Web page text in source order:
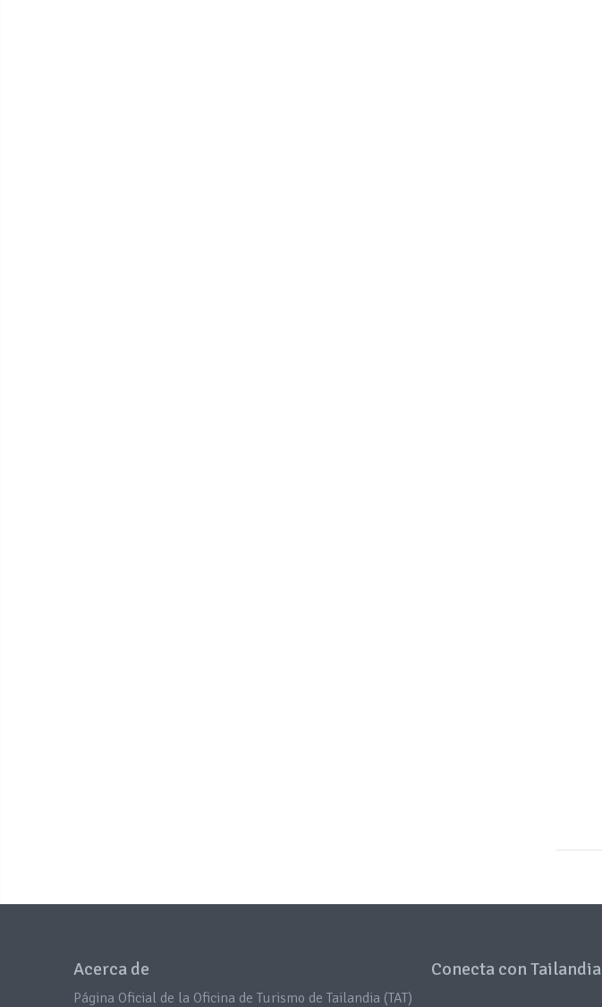
Acerca de
Página Oficial de la Oficina de Turismo de Tailandia (TAT)
Conecta con Tailandia